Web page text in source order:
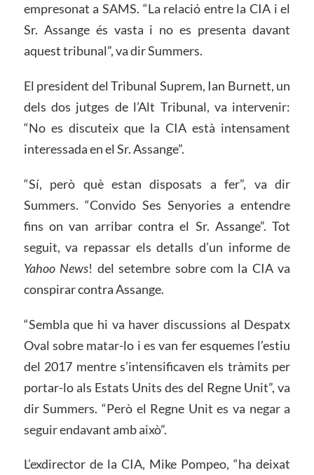
empresonat a SAMS. “La relació entre la CIA i el
Sr. Assange és vasta i no es presenta davant
aquest tribunal”, va dir Summers.
El president del Tribunal Suprem, Ian Burnett, un
dels dos jutges de l’Alt Tribunal, va intervenir:
“No es discuteix que la CIA està intensament
interessada en el Sr. Assange”.
“Sí, però què estan disposats a fer”, va dir
Summers. “Convido Ses Senyories a entendre
fins on van arribar contra el Sr. Assange”. Tot
seguit, va repassar els detalls d’un informe de
Yahoo News! del setembre sobre com la CIA va
conspirar contra Assange.
“Sembla que hi va haver discussions al Despatx
Oval sobre matar-lo i es van fer esquemes l’estiu
del 2017 mentre s’intensificaven els tràmits per
portar-lo als Estats Units des del Regne Unit”, va
dir Summers. “Però el Regne Unit es va negar a
seguir endavant amb això”.
L’exdirector de la CIA, Mike Pompeo, “ha deixat